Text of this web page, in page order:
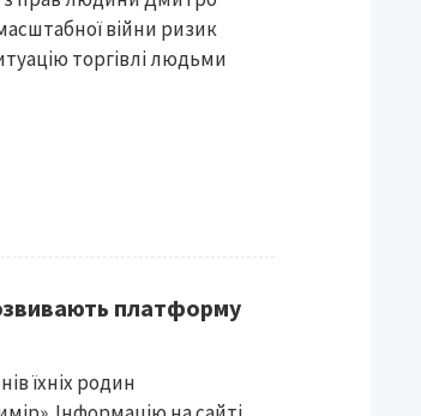
війни ризик
торгівлі людьми
платформу
їхніх родин